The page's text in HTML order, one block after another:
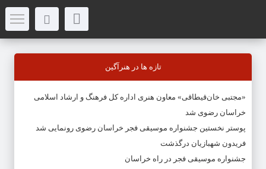
تازه ها در هنرآگین
«مجتبی خان‌قیطاقی» معاون هنری اداره کل فرهنگ و ارشاد اسلامی
خراسان رضوی شد
پوستر نخستین جشنواره موسیقی فجر خراسان رضوی رونمایی شد
فریدون شهبازیان درگذشت
جشنواره موسیقی فجر در راه خراسان